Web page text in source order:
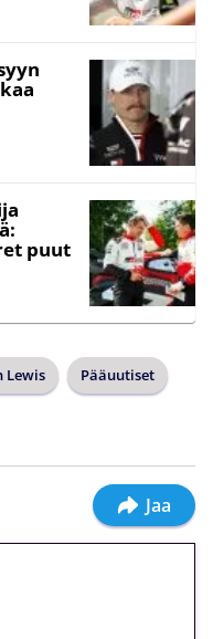
puut
Lewis Pääuutiset
Jaa